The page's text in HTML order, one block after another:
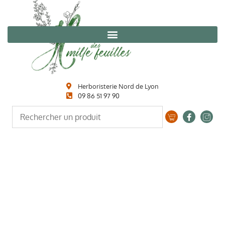
Herboristerie Nord de Lyon
09 86 51 97 90